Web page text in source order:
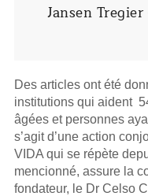
Jansen
Des articles ont été
institutions qui aident
âgées et personnes
s’agit d’une action
VIDA qui se répète
mencionné, assure la
fondateur, le Dr Celso